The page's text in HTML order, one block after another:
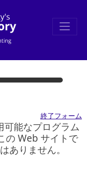
終了フォーム
可能なプログラム
の Web サイトで
ありません。